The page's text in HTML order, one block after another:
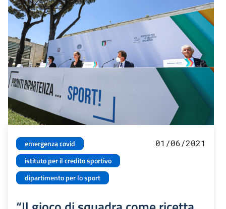
emergenza covid
istituto per il credito sportivo
dipartimento per lo sport
01/06/2021